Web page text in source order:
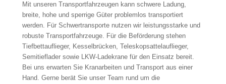
Mit unseren Transportfahrzeugen kann schwere Ladung,
breite, hohe und sperrige Güter problemlos transportiert
werden. Für Schwertransporte nutzen wir leistungsstarke und
robuste Transportfahrzeuge. Für die Beförderung stehen
Tiefbettauflieger, Kesselbrücken, Teleskopsattelauflieger,
Semitieflader sowie LKW-Ladekrane für den Einsatz bereit.
Bei uns erwarten Sie Kranarbeiten und Transport aus einer
Hand. Gerne berät Sie unser Team rund um die